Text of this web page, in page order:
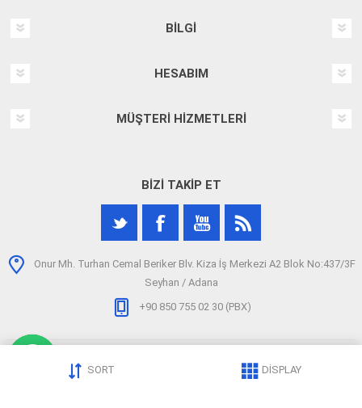
BILGI
HESABIM
MÜŞTERI HIZMETLERI
BIZI TAKIP ET
Onur Mh. Turhan Cemal Beriker Blv. Kiza İş Merkezi A2 Blok No:437/3F
Seyhan / Adana
+90 850 755 02 30 (PBX)
Telif hakkı © 2026 arizatespitcihazi.com. Tüm hakları saklıdır.
SORT DISPLAY